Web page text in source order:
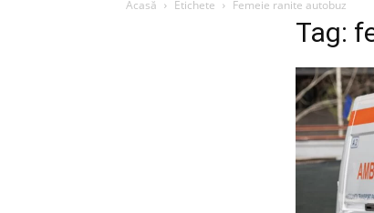
Acasă Etichete Femeie ranite autobuz
Tag: